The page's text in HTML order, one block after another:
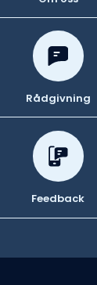
Rådgivning
Feedback